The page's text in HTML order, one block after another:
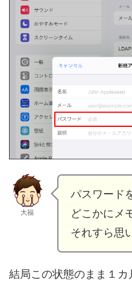
大福
パスワード
どこかにメ
それすら思
結局この状態のまま１カ